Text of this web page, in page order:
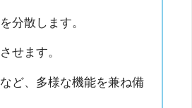
分散します。
せます。
ど、多様な機能を兼ね備